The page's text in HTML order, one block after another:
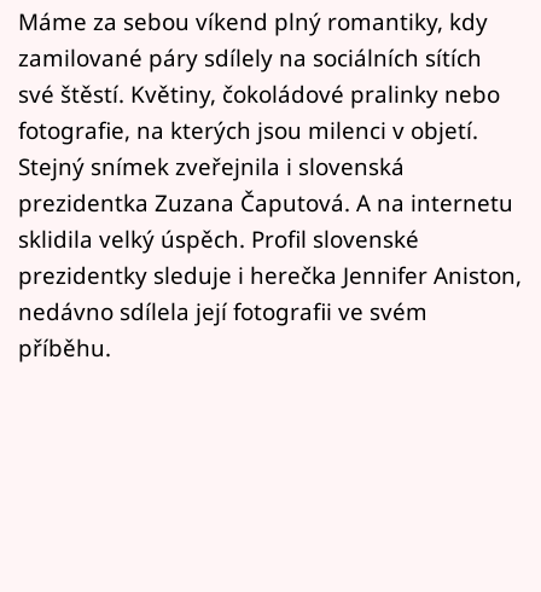
Přihlášení
Sledujte nás
Máme za sebou víkend plný romantiky, kdy
zamilované páry sdílely na sociálních sítích
své štěstí. Květiny, čokoládové pralinky nebo
fotografie, na kterých jsou milenci v objetí.
Stejný snímek zveřejnila i slovenská
prezidentka Zuzana Čaputová. A na internetu
sklidila velký úspěch. Profil slovenské
prezidentky sleduje i herečka Jennifer Aniston,
nedávno sdílela její fotografii ve svém
příběhu.